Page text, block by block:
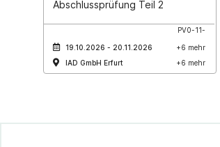
Abschlussprüfung Teil 2
PV0-11-
19.10.2026 - 20.11.2026
+6 mehr
IAD GmbH Erfurt
+6 mehr